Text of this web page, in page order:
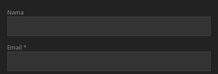
Nama
Email *